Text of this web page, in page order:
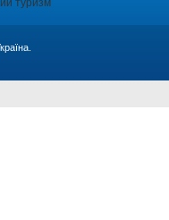
туризм